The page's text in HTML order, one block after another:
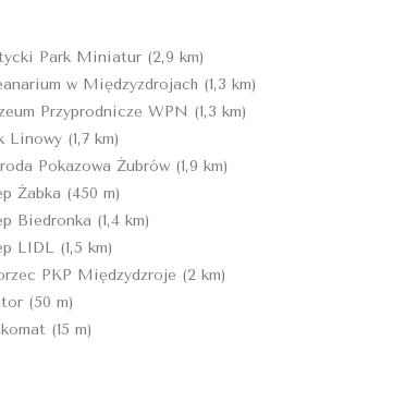
Park Miniatur (2,9 km)
w Międzyzdrojach (1,3 km)
Przyprodnicze WPN (1,3 km)
Linowy (1,7 km)
Pokazowa Żubrów (1,9 km)
Żabka (450 m)
Biedronka (1,4 km)
LIDL (1,5 km)
PKP Międzydzroje (2 km)
(50 m)
(15 m)